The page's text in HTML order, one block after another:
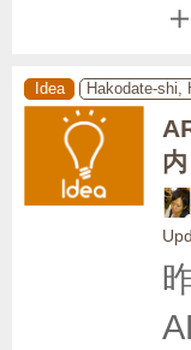
Idea Hakodate-shi,
内